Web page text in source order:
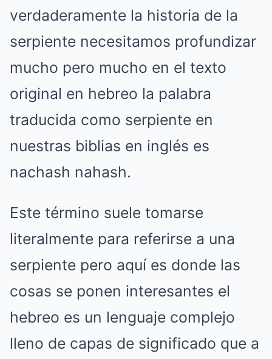
verdaderamente la historia de la
serpiente necesitamos profundizar
mucho pero mucho en el texto
original en hebreo la palabra
traducida como serpiente en
nuestras biblias en inglés es
nachash nahash.
Este término suele tomarse
literalmente para referirse a una
serpiente pero aquí es donde las
cosas se ponen interesantes el
hebreo es un lenguaje complejo
lleno de capas de significado que a